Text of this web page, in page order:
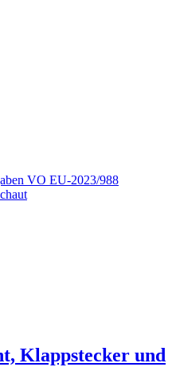
VO EU-2023/988
Klappstecker und